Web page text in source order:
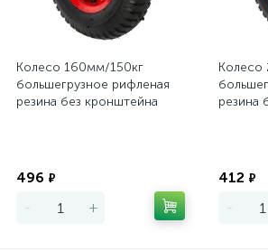
Колесо 160мм/150кг
большегрузное рифленая
резина без кронштейна
496 ₽
- +
Колесо
резина
412 ₽
-